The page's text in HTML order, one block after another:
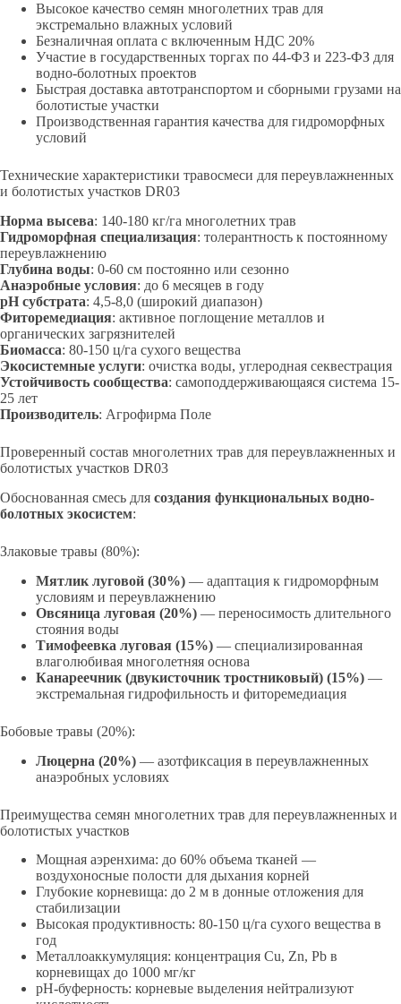
Высокое качество семян многолетних трав для
экстремально влажных условий
Безналичная оплата с включенным НДС 20%
Участие в государственных торгах по 44-ФЗ и 223-ФЗ для
водно-болотных проектов
Быстрая доставка автотранспортом и сборными грузами на
болотистые участки
Производственная гарантия качества для гидроморфных
условий
Технические характеристики травосмеси для переувлажненных
и болотистых участков DR03
Норма высева: 140-180 кг/га многолетних трав
Гидроморфная специализация: толерантность к постоянному
переувлажнению
Глубина воды: 0-60 см постоянно или сезонно
Анаэробные условия: до 6 месяцев в году
pH субстрата: 4,5-8,0 (широкий диапазон)
Фиторемедиация: активное поглощение металлов и
органических загрязнителей
Биомасса: 80-150 ц/га сухого вещества
Экосистемные услуги: очистка воды, углеродная секвестрация
Устойчивость сообщества: самоподдерживающаяся система 15-
25 лет
Производитель: Агрофирма Поле
Проверенный состав многолетних трав для переувлажненных и
болотистых участков DR03
Обоснованная смесь для создания функциональных водно-
болотных экосистем:
Злаковые травы (80%):
Мятлик луговой (30%) — адаптация к гидроморфным
условиям и переувлажнению
Овсяница луговая (20%) — переносимость длительного
стояния воды
Тимофеевка луговая (15%) — специализированная
влаголюбивая многолетняя основа
Канареечник (двукисточник тростниковый) (15%) —
экстремальная гидрофильность и фиторемедиация
Бобовые травы (20%):
Люцерна (20%) — азотфиксация в переувлажненных
анаэробных условиях
Преимущества семян многолетних трав для переувлажненных и
болотистых участков
Мощная аэренхима: до 60% объема тканей —
воздухоносные полости для дыхания корней
Глубокие корневища: до 2 м в донные отложения для
стабилизации
Высокая продуктивность: 80-150 ц/га сухого вещества в
год
Металлоаккумуляция: концентрация Cu, Zn, Pb в
корневищах до 1000 мг/кг
pH-буферность: корневые выделения нейтрализуют